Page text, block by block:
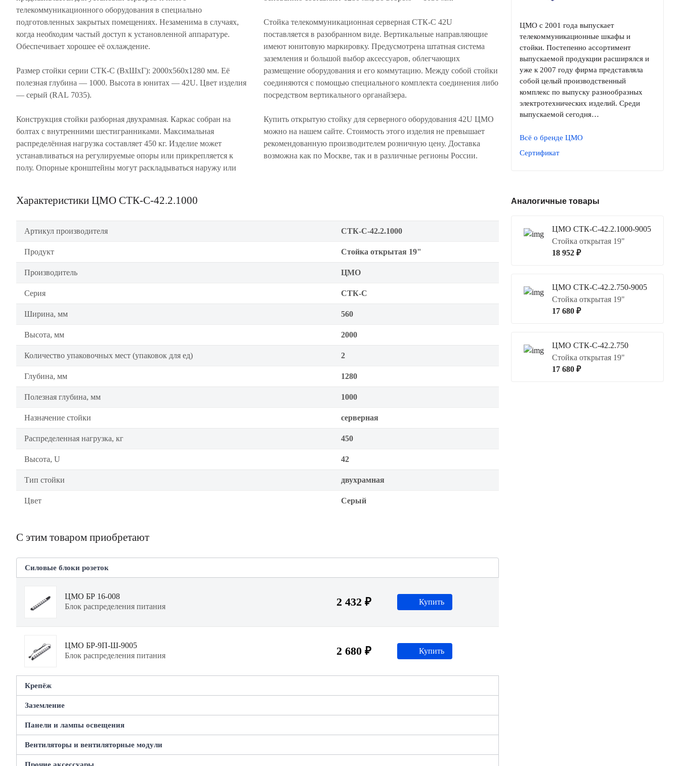
телекоммуникационного оборудования в специально
подготовленных закрытых помещениях. Незаменима в случаях,
когда необходим частый доступ к установленной аппаратуре.
Обеспечивает хорошее её охлаждение.
Размер стойки серии СТК-С (ВхШхГ): 2000х560х1280 мм. Её
полезная глубина — 1000. Высота в юнитах — 42U. Цвет изделия
— серый (RAL 7035).
Конструкция стойки разборная двухрамная. Каркас собран на
болтах с внутренними шестигранниками. Максимальная
распределённая нагрузка составляет 450 кг. Изделие может
устанавливаться на регулируемые опоры или прикрепляется к
полу. Опорные кронштейны могут раскладываться наружу или
Стойка телекоммуникационная серверная СТК-С 42U
поставляется в разобранном виде. Вертикальные направляющие
имеют юнитовую маркировку. Предусмотрена штатная система
заземления и большой выбор аксессуаров, облегчающих
размещение оборудования и его коммутацию. Между собой стойки
соединяются с помощью специального комплекта соединения либо
посредством вертикального органайзера.
Купить открытую стойку для серверного оборудования 42U ЦМО
можно на нашем сайте. Стоимость этого изделия не превышает
рекомендованную производителем розничную цену. Доставка
возможна как по Москве, так и в различные регионы России.
Характеристики ЦМО СТК-С-42.2.1000
Артикул производителя СТК-С-42.2.1000
Продукт Стойка открытая 19"
Производитель ЦМО
Серия СТК-С
Ширина, мм 560
Высота, мм 2000
Количество упаковочных мест (упаковок для ед) 2
Глубина, мм 1280
Полезная глубина, мм 1000
Назначение стойки серверная
Распределенная нагрузка, кг 450
Высота, U 42
Тип стойки двухрамная
Цвет Серый
С этим товаром приобретают
Силовые блоки розеток
ЦМО БР 16-008
Блок распределения питания
2 432 ₽ Купить
ЦМО БР-9П-Ш-9005
Блок распределения питания
2 680 ₽ Купить
Крепёж
ЦМО КМ-2-50
Комплект крепежа
1 448 ₽
ЦМО КМ-2-25
Заземление
ЦМО ПЗ-19-500.200А
Панель заземления
1 968 ₽
Панели и лампы освещения
Rem R-LED-220
Панель осветительная
4 528 ₽
Вентиляторы и вентиляторные модули
ЦМО с 2001 года выпускает
телекоммуникационные шкафы и
стойки. Постепенно ассортимент
выпускаемой продукции расширялся и
уже к 2007 году фирма представляла
собой целый производственный
комплекс по выпуску разнообразных
электротехнических изделий. Среди
выпускаемой сегодня…
Всё о бренде ЦМО
Сертификат
Аналогичные товары
ЦМО СТК-С-42.2.1000-9005
Стойка открытая 19"
18 952 ₽
ЦМО СТК-С-42.2.750-9005
Стойка открытая 19"
17 680 ₽
ЦМО СТК-С-42.2.750
Стойка открытая 19"
17 680 ₽